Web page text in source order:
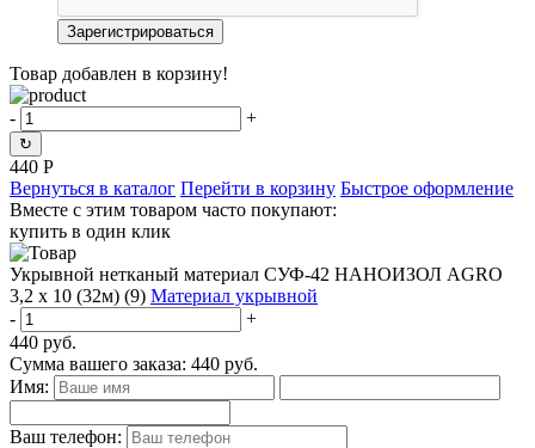
Товар добавлен в корзину!
- +
↻
440 Р
Вернуться в каталог Перейти в корзину Быстрое оформление
Вместе с этим товаром часто покупают:
купить в один клик
Укрывной нетканый материал СУФ-42 НАНОИЗОЛ AGRO
3,2 х 10 (32м) (9) Материал укрывной
-
+
440 руб.
Сумма вашего заказа: 440 руб.
Имя:
Ваш телефон: